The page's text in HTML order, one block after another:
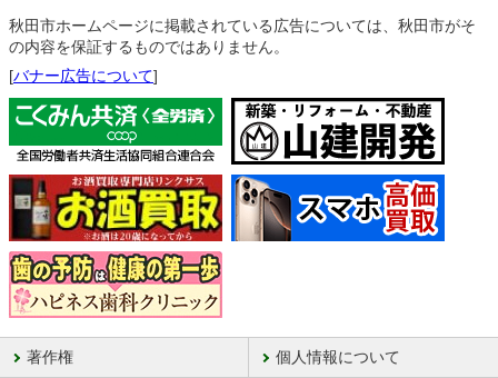
秋田市ホームページに掲載されている広告については、秋田市がそ
の内容を保証するものではありません。
[バナー広告について]
著作権 個人情報について